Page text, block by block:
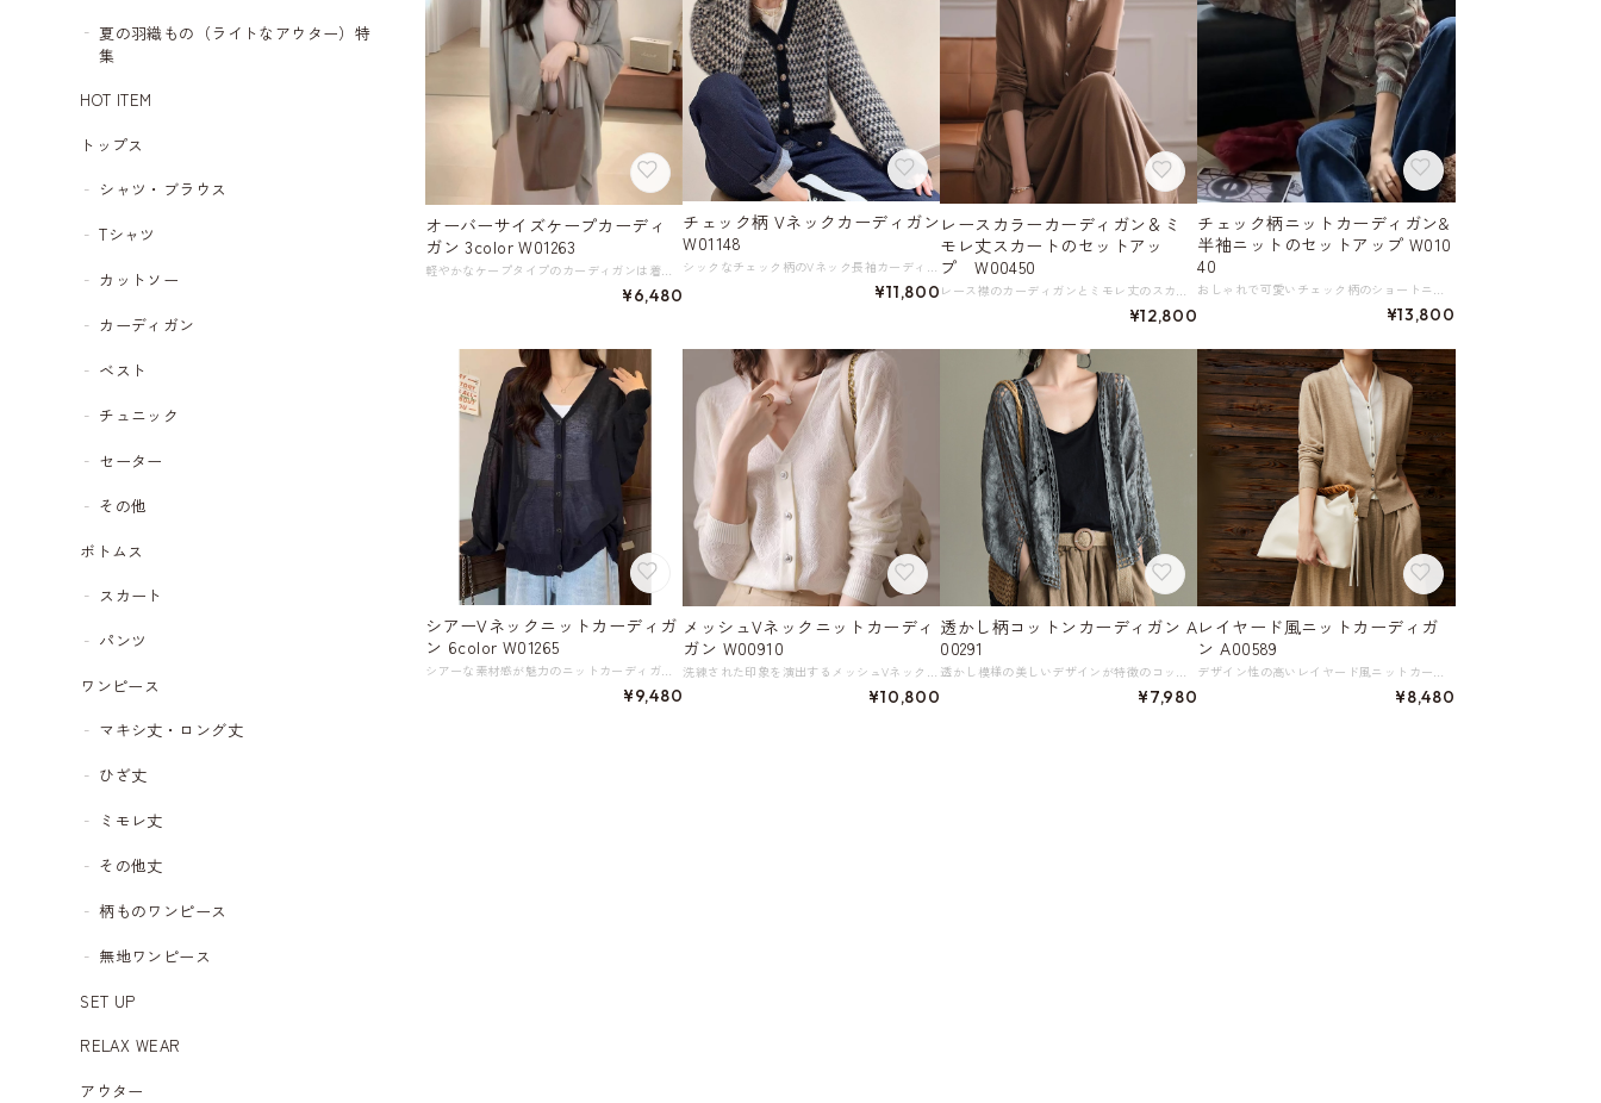
夏の羽織もの（ライトなアウター）特
集
HOT ITEM
トップス
シャツ・ブラウス
Tシャツ
カットソー
カーディガン
ベスト
チュニック
セーター
その他
ボトムス
スカート
パンツ
ワンピース
マキシ丈・ロング丈
ひざ丈
ミモレ丈
その他丈
柄ものワンピース
無地ワンピース
SET UP
RELAX WEAR
アウター
オーバーサイズケープカーディ
ガン 3color W01263
¥6,480
チェック柄 Vネックカーディガン
W01148
シックなチェック柄のVネック長袖カーディガン。 洗練されたデザインで、カジュアルからお出かけまで幅広く活躍します。 着心地の良さと、上品なデザインが魅力です。 様々なボトムスと合わせやすく、様々なシーンで活躍します。 《カラー》 ブラック／レッド／ブラウン 《サイズ》 XS : 肩幅52cm 胸囲100cm 着丈55cm 袖丈48cm S : 肩幅54cm 胸囲104cm 着丈57cm 袖丈48.5cm M : 肩幅56cm 胸囲108cm 着丈59cm 袖丈49cm L : 肩幅58cm 胸囲112cm 着丈61cm 袖丈49.5cm ※採寸方法により1～3cmの誤差がある場合がございます。 《素材》 ポリエステル100％ ◇人気のおすすめアイテムをもっと見る https://shop.harmonique.net/categories/5911182 ◇商品を購入する前にこちらの【ご購入前に必ずお読みください】をご確認の上お買い求めください。 https://shop.harmonique.net/blog/2024/06/25/010751 《注意事項》 *harmoniqueではお客様からのご注文を受け、お客様の商品を製作・取り寄せしております。 *基本的にお取り寄せ商品となるため、発送までに《1～3週間前後》お時間をいただいております。 *ご覧いただいているPCやスマートフォンの画面により実物と多少色合いが異なる場合がございます。 *イメージ違いやサイズ違い等、その他お客様都合によりますキャンセル・返品交換はご遠慮ください。 トップページはこちら https://shop.harmonique.net/
¥11,800
レースカラーカーディガン＆ミ
モレ丈スカートのセットアッ
プ W00450
レース襟のカーディガンとミモレ丈のスカートがセットになった、おしゃれで上品なアイテムです。 ブラウンのカラーが大人っぽさを演出。 着るだけでおしゃれ度がグッと上がる一着です。 《カラー》 ブラウン／ブラック 《サイズ》 カーディガン／スカート（同サイズのセットのみ） M：胸囲90cm 肩幅37cm 袖丈56cm／ ウエスト66cm ヒップ98cm 裾丈80cm L：胸囲94cm 肩幅38cm 袖丈57cm／ ウエスト68cm ヒップ102cm 裾丈81cm XL：胸囲98.5cm 肩幅39cm 袖丈58cm／ ウエスト73cm ヒップ106cm 裾丈82cm ※採寸方法により1～3cm程度の誤差がある場合がございます。 ◇人気のおすすめアイテムをもっと見る https://shop.harmonique.net/categories/5911182 ◇商品を購入する前にこちらの【ご購入前に必ずお読みください】をご確認の上お買い求めください。 https://shop.harmonique.net/blog/2024/06/25/010751 《注意事項》 *harmoniqueではお客様からのご注文を受け、お客様の商品を製作・取り寄せしております。 *基本的にお取り寄せ商品となるため、発送までに《1～3週間前後》お時間をいただいております。 *ご覧いただいているPCやスマートフォンの画面により実物と多少色合いが異なる場合がございます。 *イメージ違いやサイズ違い等、その他お客様都合によりますキャンセル・返品交換はご遠慮ください。 トップページはこちら https://shop.harmonique.net/
¥12,800
チェック柄ニットカーディガン&
半袖ニットのセットアップ W010
40
¥13,800
シアーVネックニットカーディガ
ン 6color W01265
シアーな素材感が魅力のニットカーディガン。 Vネックのデザインがデコルテを美しく演出し、女性らしい印象を与えます。 春から秋の軽快なスタイルにぜひ取り入れてみてください。 《カラー》 ホワイト／ピンク／ブラック／ベージュ／ブラウン／ネイビー 《サイズ》 M : 裄丈72cm 胸囲138cm 着丈66cm L : 裄丈73cm 胸囲140cm 着丈64cm XL : 裄丈74cm 胸囲142cm 着丈66cm 2XL : 裄丈74cm 胸囲144cm 着丈68cm ※採寸方法により1～3cmの誤差がある場合がございます。 《素材》 ウール ◇人気のおすすめアイテムをもっと見る https://shop.harmonique.net/categories/5911182 ◇商品を購入する前にこちらの【ご購入前に必ずお読みください】をご確認の上お買い求めください。 https://shop.harmonique.net/blog/2024/06/25/010751 《注意事項》 *harmoniqueではお客様からのご注文を受け、お客様の商品を製作・取り寄せしております。 *基本的にお取り寄せ商品となるため、発送までに《1～3週間前後》お時間をいただいております。 *ご覧いただいているPCやスマートフォンの画面により実物と多少色合いが異なる場合がございます。 *イメージ違いやサイズ違い等、その他お客様都合によりますキャンセル・返品交換はご遠慮ください。 トップページはこちら https://shop.harmonique.net/
¥9,480
メッシュVネックニットカーディ
ガン W00910
洗練された印象を演出するメッシュVネックニットカーディガン。 ボタニカルな柄が上品でエレガントな空気感を演出します。 Vネックデザインが顔周りをすっきり見せ、さまざまなスタイルに合わせやすいアイテムです。 《カラー》 ホワイト／ブラック 《サイズ》 M：肩幅35cm 胸囲104cm 着丈57cm 袖丈58cm L：肩幅36cm 胸囲104cm 着丈58cm 袖丈59cm ※採寸方法により1～3cmの誤差がある場合がございます。 ◇人気のおすすめアイテムをもっと見る https://shop.harmonique.net/categories/5911182 ◇商品を購入する前にこちらの【ご購入前に必ずお読みください】をご確認の上お買い求めください。 https://shop.harmonique.net/blog/2024/06/25/010751 《注意事項》 *harmoniqueではお客様からのご注文を受け、お客様の商品を製作・取り寄せしております。 *基本的にお取り寄せ商品となるため、発送までに《1～3週間前後》お時間をいただいております。 *ご覧いただいているPCやスマートフォンの画面により実物と多少色合いが異なる場合がございます。 *イメージ違いやサイズ違い等、その他お客様都合によりますキャンセル・返品交換はご遠慮ください。 トップページはこちら https://shop.harmonique.net/
¥10,800
透かし柄コットンカーディガン A
00291
透かし模様の美しいデザインが特徴のコットンカーディガン。 清涼感漂う爽やかな風合いで、春夏のおしゃれを彩ります。 肌にやさしいコットン素材で着心地も抜群です。 《カラー》 ベージュ／ブラウン／ホワイト／ダークグレー 《サイズ》 F：着丈52cm 肩袖丈50cm 袖口30cm ※採寸方法により多少の誤差がある場合がございます ※モデル 身長163cm Fサイズ着用 《素材》 綿50％／麻50％ ◇人気のおすすめアイテムをもっと見る https://shop.harmonique.net/categories/5911182 ◇商品を購入する前にこちらの【ご購入前に必ずお読みください】をご確認の上お買い求めください。 https://shop.harmonique.net/blog/2024/06/25/010751 《注意事項》 *harmoniqueではお客様からのご注文を受け、お客様の商品を製作・取り寄せております。 *基本的にお取り寄せ商品となるため、発送までに《1～3週間前後》お時間をいただいております。 *ご覧いただいているPCやスマートフォンの画面により実物と多少色合いが異なる場合がございます。 *イメージ違いやサイズ違い等、その他お客様都合によりますキャンセル・返品交換はご遠慮ください。 トップページはこちら https://shop.harmonique.net/
¥7,980
レイヤード風ニットカーディガ
ン A00589
デザイン性の高いレイヤード風ニットカーディガン。 シンプルながらもおしゃれな印象を演出してくれる一枚です。 このカーディガンが、あなたのスタイリングを一層引き立ててくれます。 《カラー》 ブラウン／ベージュ／ブラック／グレー 《サイズ》 S：肩幅36cm 胸囲90cm 着丈53cm 袖丈55cm M：肩幅37cm 胸囲94cm 着丈54cm 袖丈56cm L：肩幅38cm 胸囲98cm 着丈55cm 袖丈57cm XL：肩幅39cm 胸囲102cm 着丈56cm 袖丈58cm ※採寸方法により1～3cmの誤差がある場合がございます。 《素材》 ポリエステル50％／ウール50％ ◇人気のおすすめアイテムをもっと見る https://shop.harmonique.net/categories/5911182 ◇商品を購入する前にこちらの【ご購入前に必ずお読みください】をご確認の上お買い求めください。 https://shop.harmonique.net/blog/2024/06/25/010751 《注意事項》 *harmoniqueではお客様からのご注文を受け、お客様の商品を製作・取り寄せしております。 *基本的にお取り寄せ商品となるため、発送までに《1～3週間前後》お時間をいただいております。 *ご覧いただいているPCやスマートフォンの画面により実物と多少色合いが異なる場合がございます。 *イメージ違いやサイズ違い等、その他お客様都合によりますキャンセル・返品交換はご遠慮ください。 トップページはこちら https://shop.harmonique.net/
¥8,480